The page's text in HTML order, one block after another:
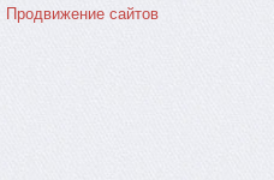
Продвижение сайтов